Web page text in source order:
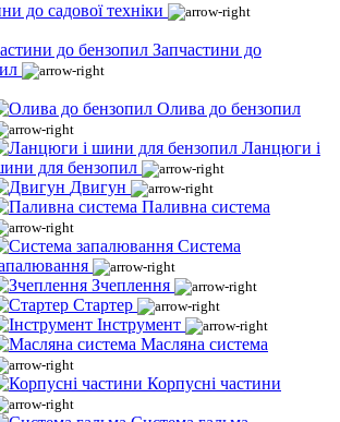
до садової техніки
Запчастини до
Олива до бензопил
Ланцюги і
для бензопил
Двигун
Паливна система
Система
Зчеплення
Стартер
Інструмент
Масляна система
Корпусні частини